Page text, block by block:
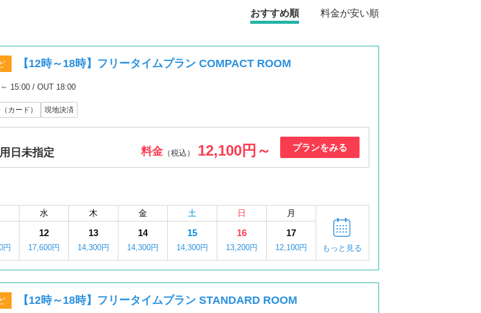
おすすめ順 料金が安い順
【12時～18時】フリータイムプラン COMPACT ROOM
～ 15:00 / OUT 18:00
カード） 現地決済
日未指定 料金（税込） 12,100円～ プランをみる
水 木 金 土 日 月
円
12
17,600円
13
14,300円
14
14,300円
15
14,300円
16
13,200円
17
12,100円 もっと見る
【12時～18時】フリータイムプラン STANDARD ROOM